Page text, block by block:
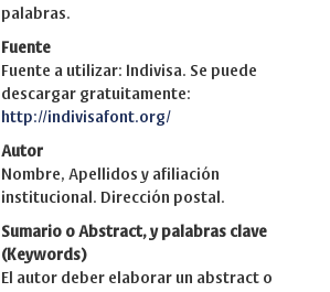
palabras.
Fuente
Fuente a utilizar: Indivisa. Se puede
descargar gratuitamente:
http://indivisafont.org/
Autor
Nombre, Apellidos y afiliación
institucional. Dirección postal.
Sumario o Abstract, y palabras clave
(Keywords)
El autor deber elaborar un abstract o